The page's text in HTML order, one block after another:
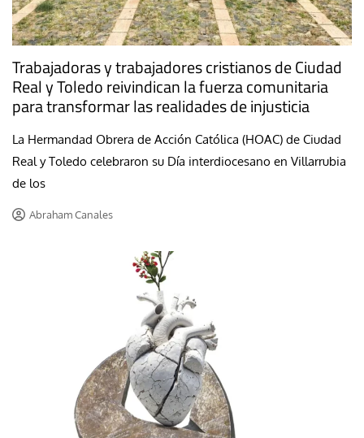
Trabajadoras y trabajadores cristianos de Ciudad
Real y Toledo reivindican la fuerza comunitaria
para transformar las realidades de injusticia
La Hermandad Obrera de Acción Católica (HOAC) de Ciudad
Real y Toledo celebraron su Día interdiocesano en Villarrubia
de los
Abraham Canales